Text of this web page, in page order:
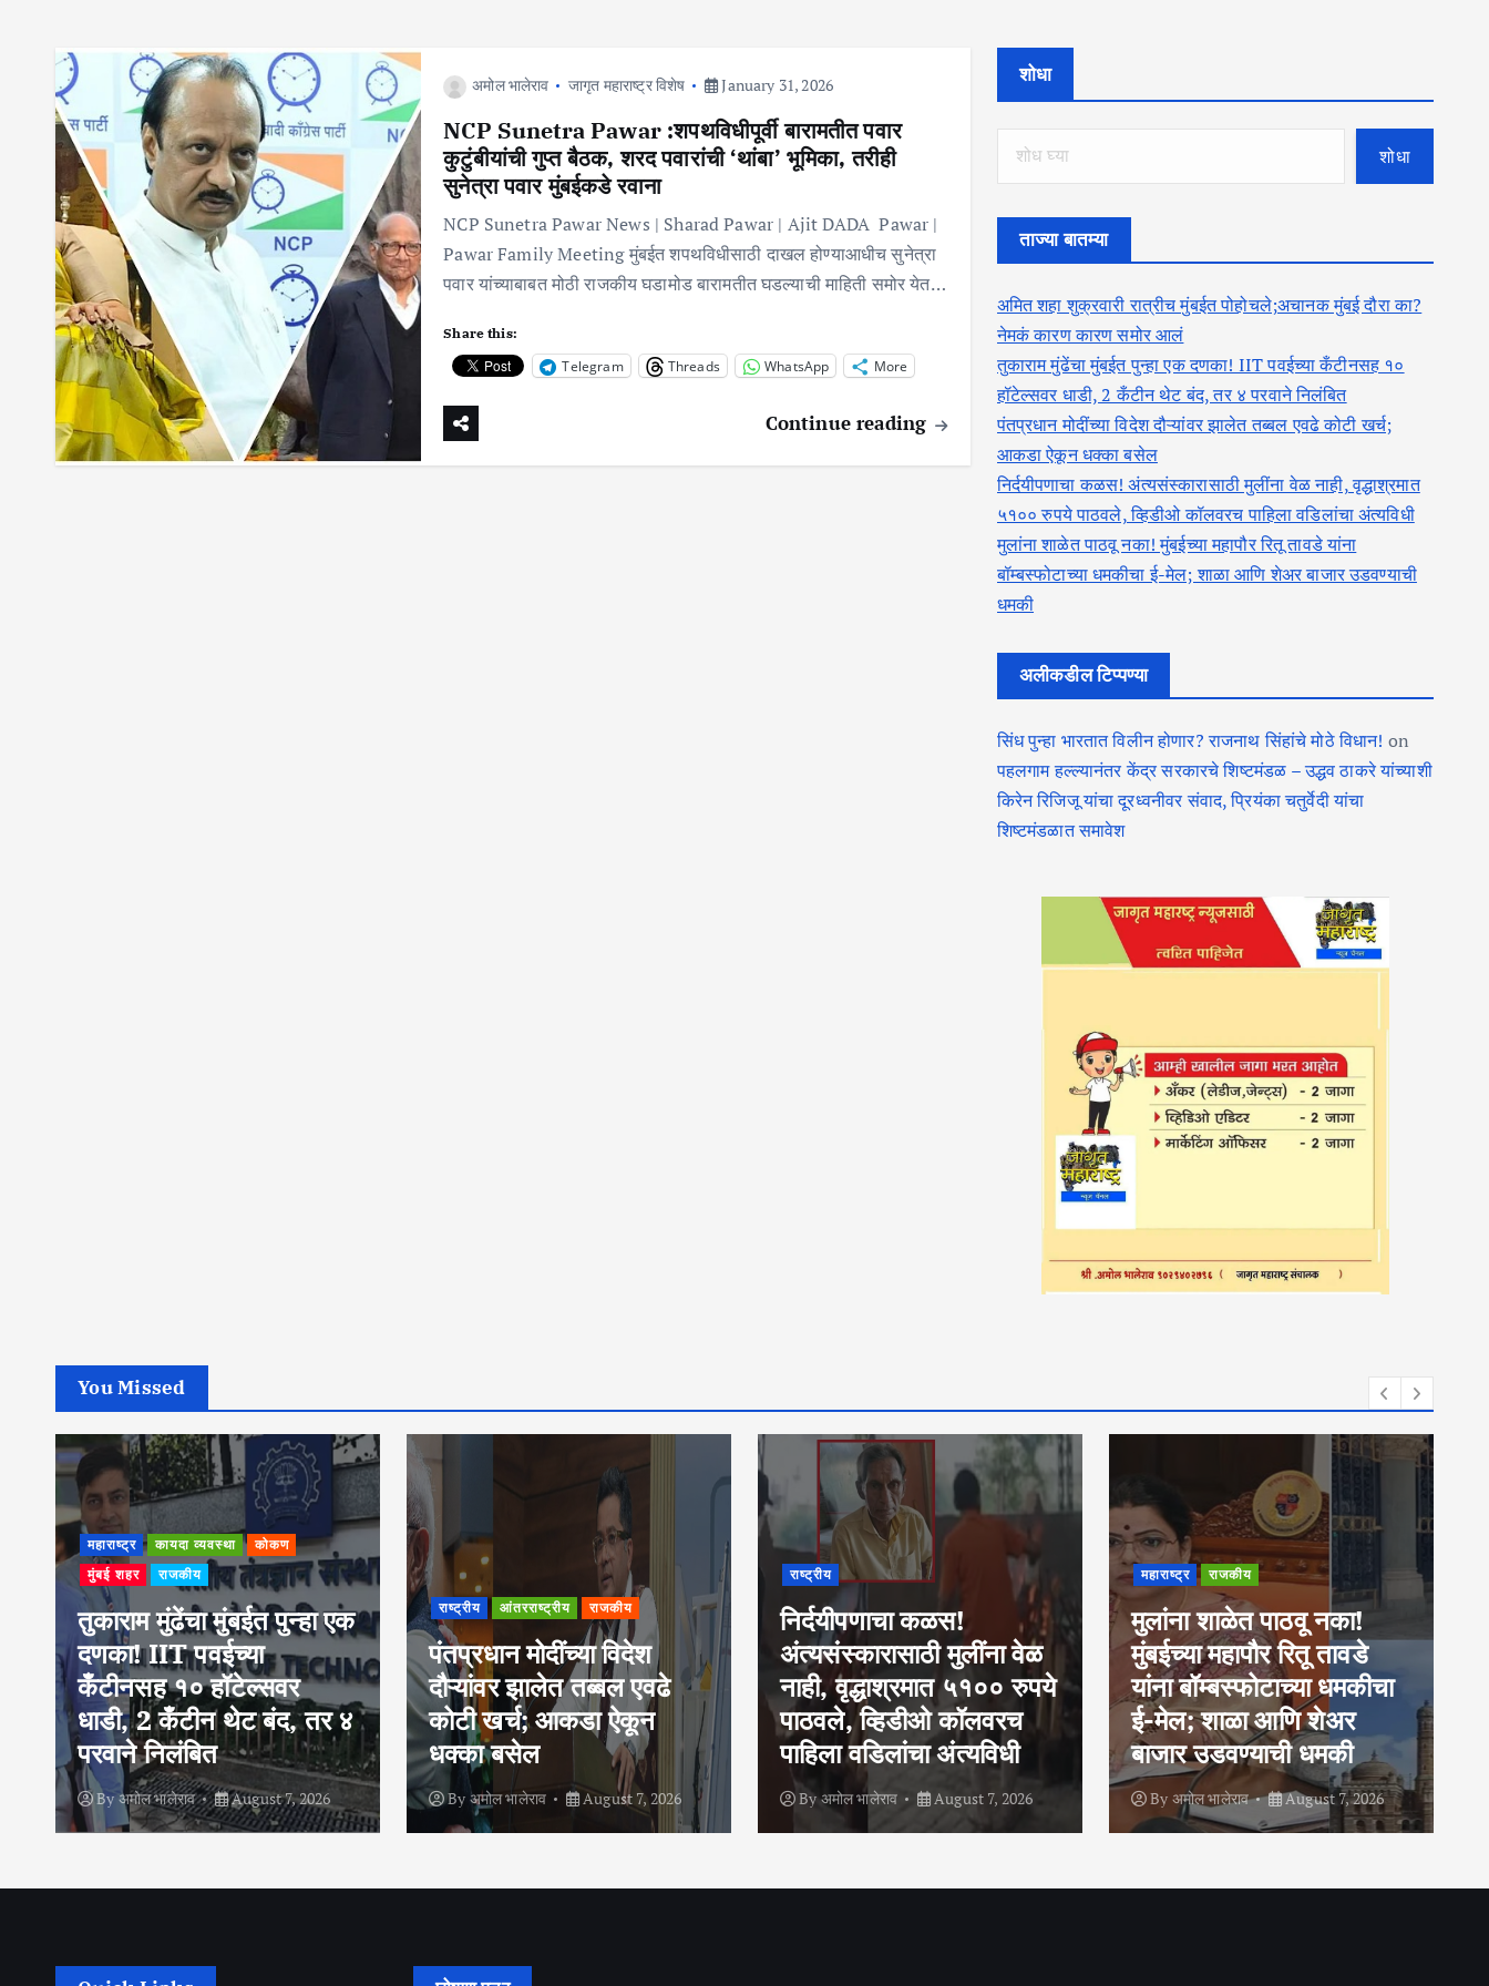
अमोल भालेराव जागृत महाराष्ट्र विशेष January 31, 2026
NCP Sunetra Pawar :शपथविधीपूर्वी बारामतीत पवार
कुटुंबीयांची गुप्त बैठक, शरद पवारांची ‘थांबा’ भूमिका, तरीही
सुनेत्रा पवार मुंबईकडे रवाना
NCP Sunetra Pawar News | Sharad Pawar | Ajit DADA Pawar |
Pawar Family Meeting मुंबईत शपथविधीसाठी दाखल होण्याआधीच सुनेत्रा
पवार यांच्याबाबत मोठी राजकीय घडामोड बारामतीत घडल्याची माहिती समोर येत…
Share this:
Telegram Threads WhatsApp More
Continue reading
शोधा
शोधा
ताज्या बातम्या
अमित शहा शुक्रवारी रात्रीच मुंबईत पोहोचले;अचानक मुंबई दौरा का?
नेमकं कारण कारण समोर आलं
तुकाराम मुंढेंचा मुंबईत पुन्हा एक दणका! IIT पवईच्या कँटीनसह १०
हॉटेल्सवर धाडी, 2 कँटीन थेट बंद, तर ४ परवाने निलंबित
पंतप्रधान मोदींच्या विदेश दौऱ्यांवर झालेत तब्बल एवढे कोटी खर्च;
आकडा ऐकून धक्का बसेल
निर्दयीपणाचा कळस! अंत्यसंस्कारासाठी मुलींना वेळ नाही, वृद्धाश्रमात
५१०० रुपये पाठवले, व्हिडीओ कॉलवरच पाहिला वडिलांचा अंत्यविधी
मुलांना शाळेत पाठवू नका! मुंबईच्या महापौर रितू तावडे यांना
बॉम्बस्फोटाच्या धमकीचा ई-मेल; शाळा आणि शेअर बाजार उडवण्याची
धमकी
अलीकडील टिप्पण्या
सिंध पुन्हा भारतात विलीन होणार? राजनाथ सिंहांचे मोठे विधान! on
पहलगाम हल्ल्यानंतर केंद्र सरकारचे शिष्टमंडळ – उद्धव ठाकरे यांच्याशी
किरेन रिजिजू यांचा दूरध्वनीवर संवाद, प्रियंका चतुर्वेदी यांचा
शिष्टमंडळात समावेश
You Missed
राष्ट्रीय आंतरराष्ट्रीय राजकीय
पंतप्रधान मोदींच्या विदेश
दौऱ्यांवर झालेत तब्बल एवढे
कोटी खर्च; आकडा ऐकून
धक्का बसेल
Byअमोल भालेराव August 7, 2026
राष्ट्रीय
निर्दयीपणाचा कळस!
अंत्यसंस्कारासाठी मुलींना वेळ
नाही, वृद्धाश्रमात ५१०० रुपये
पाठवले, व्हिडीओ कॉलवरच
पाहिला वडिलांचा अंत्यविधी
Byअमोल भालेराव August 7, 2026
महाराष्ट्र राजकीय
मुलांना शाळेत पाठवू नका!
मुंबईच्या महापौर रितू तावडे
यांना बॉम्बस्फोटाच्या धमकीचा
ई-मेल; शाळा आणि शेअर
बाजार उडवण्याची धमकी
Byअमोल भालेराव August 7, 2026
महाराष्ट्र कोकण
नाशिक
पश्चिम महाराष्ट्र
पुणे
राज्यात पावसाचा जोर कायम;
मुंबई, पुणे, नाशिकमधील धरणे
ओव्हरफ्लो, विदर्भातील काही
जिल्ह्यांना ‘यलो अलर्ट’
Byअमोल भालेराव August 7, 2026